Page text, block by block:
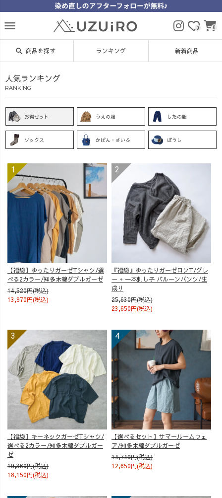
menu 0 0
search 商品を探す ランキング 新着商品
人気ランキング
RANKING
お得セット うえの服 したの服
ソックス かばん・さいふ ぼうし
【福袋】ゆったりガーゼTシャツ/選
べる2カラー/知多木綿ダブルガーゼ
14,520円(税込)
13,970円(税込)
『福袋』ゆったりガーゼロンT/グレ
ー + 一本刺し子 バルーンパンツ/生
成り
25,630円(税込)
23,650円(税込)
【福袋】キーネックガーゼTシャツ/
選べる2カラー/知多木綿ダブルガー
ゼ
19,360円(税込)
18,150円(税込)
【選べるセット】サマールームウェ
ア/知多木綿ダブルガーゼ
14,740円(税込)
12,650円(税込)